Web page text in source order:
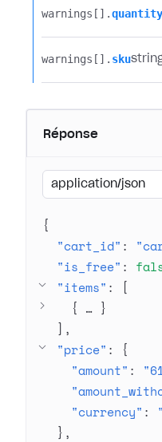
warnings[].​quantity
warnings[].​ sku
Réponse
application/json
{
"cart_id" :
"is_free" :
"items" :
[
{ … }
]
"price" :
{
"amount" :
"currency" :
}